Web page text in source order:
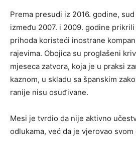
Prema presudi iz 2016. godine,
između 2007. i 2009. godine
prihoda koristeći inostrane
rajevima. Obojica su proglašeni
mjeseca zatvora, koja je u praksi
kaznom, u skladu sa španskim
ranije nisu osuđivane.
Mesi je tvrdio da nije aktivno
odlukama, već da je vjerovao